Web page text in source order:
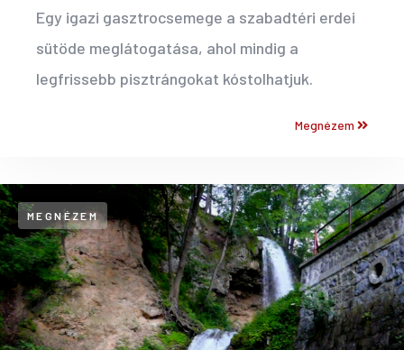
Egy igazi gasztrocsemege a szabadtéri erdei
sütöde meglátogatása, ahol mindig a
legfrissebb pisztrángokat kóstolhatjuk.
Megnézem
MEGNÉZEM